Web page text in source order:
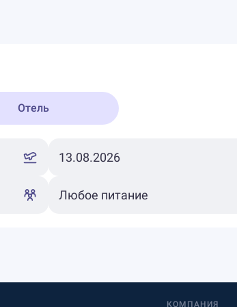
Отель
КОМПАНИЯ